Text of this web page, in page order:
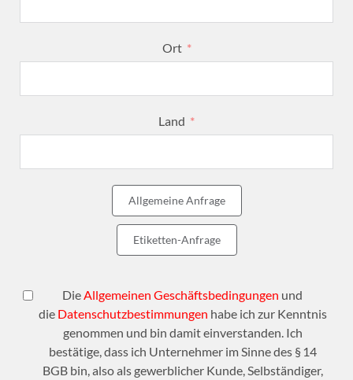
Ort
Land
Allgemeine Anfrage
Etiketten-Anfrage
DieAllgemeinen Geschäftsbedingungen und
die Datenschutzbestimmungen habe ich zur Kenntnis
genommen und bin damit einverstanden. Ich
bestätige, dass ich Unternehmer im Sinne des § 14
BGB bin, also als gewerblicher Kunde, Selbständiger,